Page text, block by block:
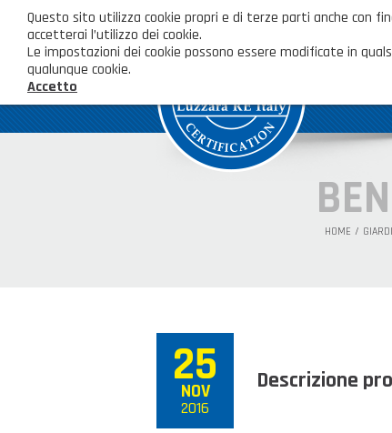
HOME
25
NOV
2016
Descrizione
Questo sito utilizza cookie propri e di terze parti anche con
accetterai l’utilizzo dei cookie.
Le impostazioni dei cookie possono essere modificate in
qualunque cookie.
Accetto